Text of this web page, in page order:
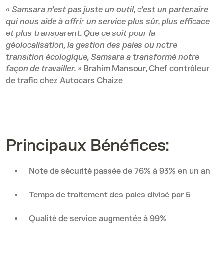
« Samsara n’est pas juste un outil, c’est un partenaire
qui nous aide à offrir un service plus sûr, plus efficace
et plus transparent. Que ce soit pour la
géolocalisation, la gestion des paies ou notre
transition écologique, Samsara a transformé notre
façon de travailler. » Brahim Mansour, Chef contrôleur
de trafic chez Autocars Chaize
Principaux Bénéfices:
Note de sécurité passée de 76% à 93% en un an
Temps de traitement des paies divisé par 5
Qualité de service augmentée à 99%